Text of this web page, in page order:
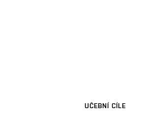
UČEBNÍ CÍLE